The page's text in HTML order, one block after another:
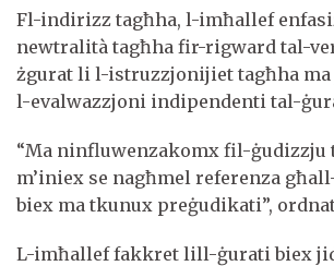
Fl-indirizz tagħha, l-imħallef
newtralità tagħha fir-rigward tal-
żgurat li l-istruzzjonijiet tagħha
l-evalwazzjoni indipendenti tal-
“Ma ninfluwenzakomx fil-ġudizzju
m’iniex se nagħmel referenza
biex ma tkunux preġudikati”,
L-imħallef fakkret lill-ġurati biex